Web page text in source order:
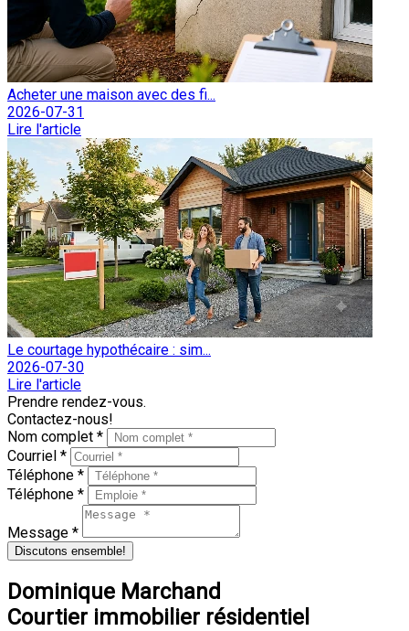
Acheter une maison avec des fi...
2026-07-31
Lire l'article
Le courtage hypothécaire : sim...
2026-07-30
Lire l'article
Prendre rendez-vous.
Contactez-nous!
Nom complet *
Courriel *
Téléphone *
Téléphone *
Message *
Discutons ensemble!
Dominique Marchand
Courtier immobilier résidentiel